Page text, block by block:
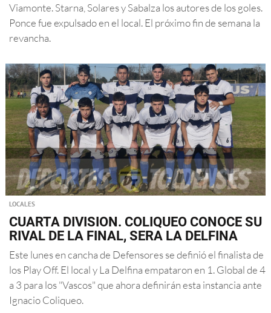
Viamonte. Starna, Solares y Sabalza los autores de los goles.
Ponce fue expulsado en el local. El próximo fin de semana la
revancha.
LOCALES
CUARTA DIVISION. COLIQUEO CONOCE SU
RIVAL DE LA FINAL, SERA LA DELFINA
Este lunes en cancha de Defensores se definió el finalista de
los Play Off. El local y La Delfina empataron en 1. Global de 4
a 3 para los "Vascos" que ahora definirán esta instancia ante
Ignacio Coliqueo.